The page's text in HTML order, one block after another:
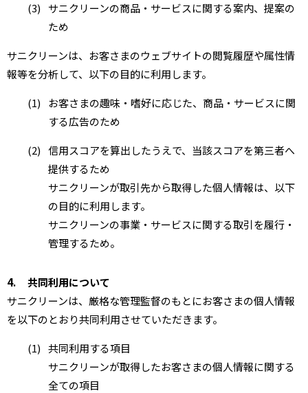
(3) サニクリーンの商品・サービスに関する案内、提案の
ため
サニクリーンは、お客さまのウェブサイトの閲覧履歴や属性情
報等を分析して、以下の目的に利用します。
(1)
お客さまの趣味・嗜好に応じた、商品・サービスに関
する広告のため
(2) 信用スコアを算出したうえで、当該スコアを第三者へ
提供するため
サニクリーンが取引先から取得した個人情報は、以下
の目的に利用します。
サニクリーンの事業・サービスに関する取引を履行・
管理するため。
4.
共同利用について
サニクリーンは、厳格な管理監督のもとにお客さまの個人情報
を以下のとおり共同利用させていただきます。
(1) 共同利用する項目
サニクリーンが取得したお客さまの個人情報に関する
全ての項目